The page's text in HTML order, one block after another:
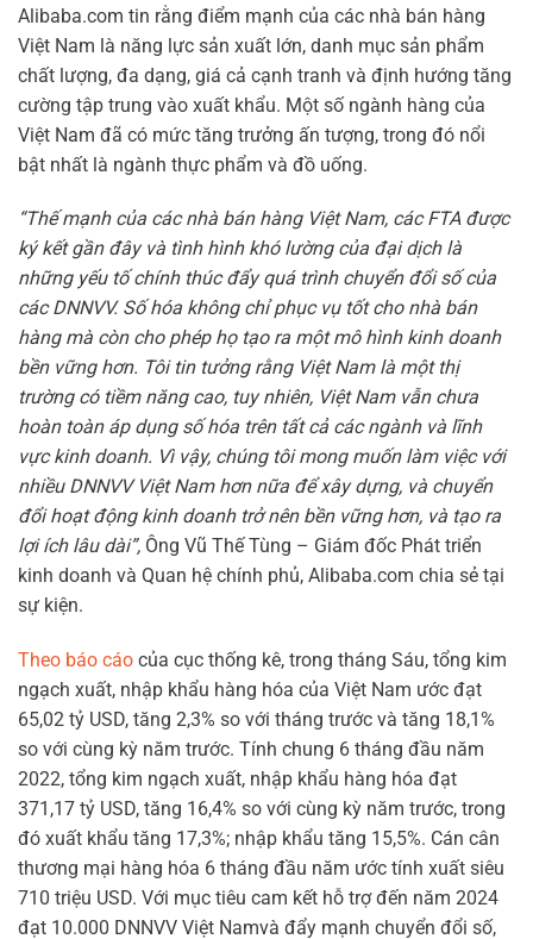
Alibaba.com tin rằng điểm mạnh của các nhà bán hàng
Việt Nam là năng lực sản xuất lớn, danh mục sản phẩm
chất lượng, đa dạng, giá cả cạnh tranh và định hướng tăng
cường tập trung vào xuất khẩu. Một số ngành hàng của
Việt Nam đã có mức tăng trưởng ấn tượng, trong đó nổi
bật nhất là ngành thực phẩm và đồ uống.
“Thế mạnh của các nhà bán hàng Việt Nam, các FTA được
ký kết gần đây và tình hình khó lường của đại dịch là
những yếu tố chính thúc đẩy quá trình chuyển đổi số của
các DNNVV. Số hóa không chỉ phục vụ tốt cho nhà bán
hàng mà còn cho phép họ tạo ra một mô hình kinh doanh
bền vững hơn. Tôi tin tưởng rằng Việt Nam là một thị
trường có tiềm năng cao, tuy nhiên, Việt Nam vẫn chưa
hoàn toàn áp dụng số hóa trên tất cả các ngành và lĩnh
vực kinh doanh. Vì vậy, chúng tôi mong muốn làm việc với
nhiều DNNVV Việt Nam hơn nữa để xây dựng, và chuyển
đổi hoạt động kinh doanh trở nên bền vững hơn, và tạo ra
lợi ích lâu dài”, Ông Vũ Thế Tùng – Giám đốc Phát triển
kinh doanh và Quan hệ chính phủ, Alibaba.com chia sẻ tại
sự kiện.
Theo báo cáo của cục thống kê, trong tháng Sáu, tổng kim
ngạch xuất, nhập khẩu hàng hóa của Việt Nam ước đạt
65,02 tỷ USD, tăng 2,3% so với tháng trước và tăng 18,1%
so với cùng kỳ năm trước. Tính chung 6 tháng đầu năm
2022, tổng kim ngạch xuất, nhập khẩu hàng hóa đạt
371,17 tỷ USD, tăng 16,4% so với cùng kỳ năm trước, trong
đó xuất khẩu tăng 17,3%; nhập khẩu tăng 15,5%. Cán cân
thương mại hàng hóa 6 tháng đầu năm ước tính xuất siêu
710 triệu USD. Với mục tiêu cam kết hỗ trợ đến năm 2024
đạt 10.000 DNNVV Việt Namvà đẩy mạnh chuyển đổi số,